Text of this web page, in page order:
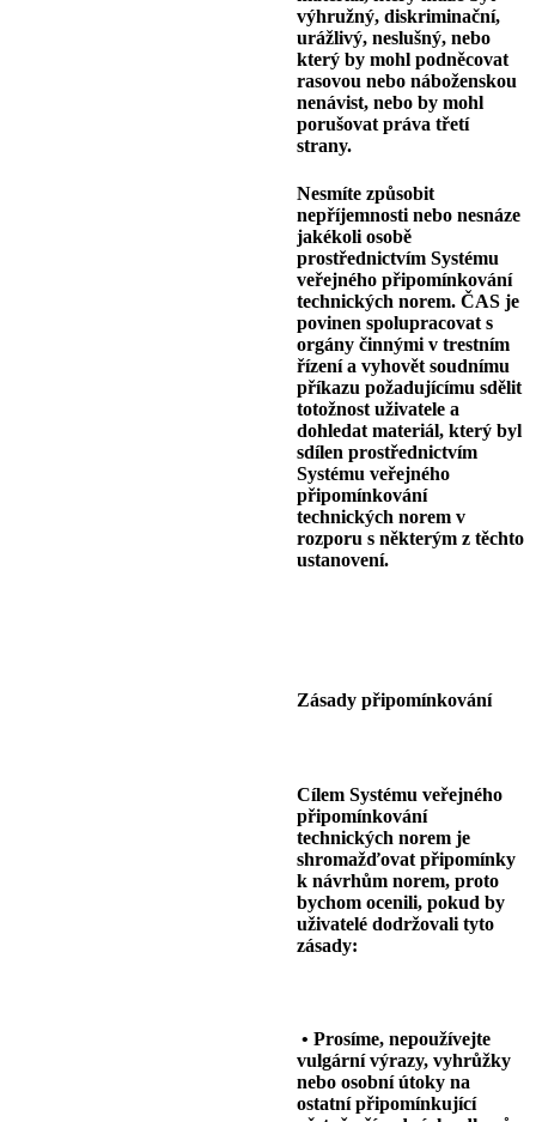
výhružný, diskriminační,
urážlivý, neslušný, nebo
který by mohl podněcovat
rasovou nebo náboženskou
nenávist, nebo by mohl
porušovat práva třetí
strany.
Nesmíte způsobit
nepříjemnosti nebo nesnáze
jakékoli osobě
prostřednictvím Systému
veřejného připomínkování
technických norem. ČAS je
povinen spolupracovat s
orgány činnými v trestním
řízení a vyhovět soudnímu
příkazu požadujícímu sdělit
totožnost uživatele a
dohledat materiál, který byl
sdílen prostřednictvím
Systému veřejného
připomínkování
technických norem v
rozporu s některým z těchto
ustanovení.
Zásady připomínkování
Cílem Systému veřejného
připomínkování
technických norem je
shromažďovat připomínky
k návrhům norem, proto
bychom ocenili, pokud by
uživatelé dodržovali tyto
zásady:
• Prosíme, nepoužívejte
vulgární výrazy, vyhrůžky
nebo osobní útoky na
ostatní připomínkující